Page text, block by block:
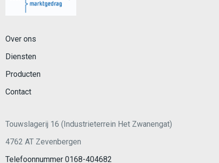
Over ons
Diensten
Producten
Contact
Touwslagerij 16 (Industrieterrein Het Zwanengat)
4762 AT Zevenbergen
Telefoonnummer 0168-404682